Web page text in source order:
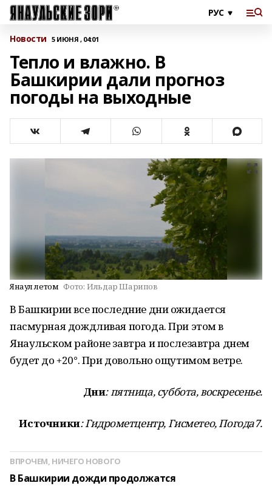
Новости 5 ИЮНЯ , 04:01
Тепло и влажно. В
Башкирии дали прогноз
погоды на выходные
Янаул летом Фото: Ильдар Шарипов
В Башкирии все последние дни ожидается
пасмурная дождливая погода. При этом в
Янаульском районе завтра и послезавтра днем
будет до +20°. При довольно ощутимом ветре.
Дни: пятница, суббота, воскресенье.
Источники: Гидрометцентр, Гисметео, Погода7.
ВПРОЧЕМ, НИЧЕГО НОВОГО
В Башкирии дожди продолжатся